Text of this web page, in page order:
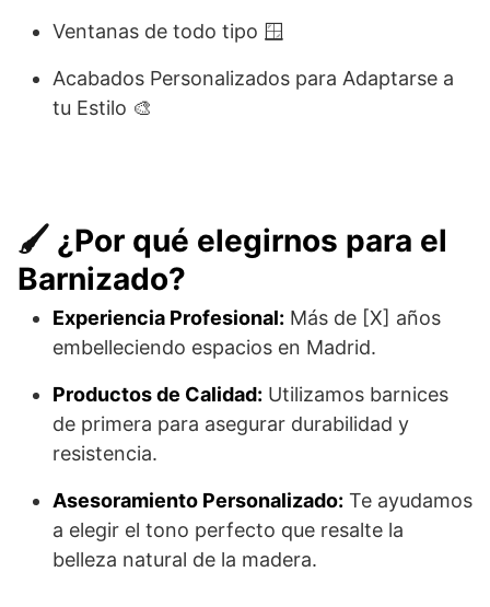
Ventanas de todo tipo 🪟
Acabados Personalizados para Adaptarse a
tu Estilo 🎨
🖌️ ¿Por qué elegirnos para el
Barnizado?
Experiencia Profesional: Más de [X] años
embelleciendo espacios en Madrid.
Productos de Calidad: Utilizamos barnices
de primera para asegurar durabilidad y
resistencia.
Asesoramiento Personalizado: Te ayudamos
a elegir el tono perfecto que resalte la
belleza natural de la madera.